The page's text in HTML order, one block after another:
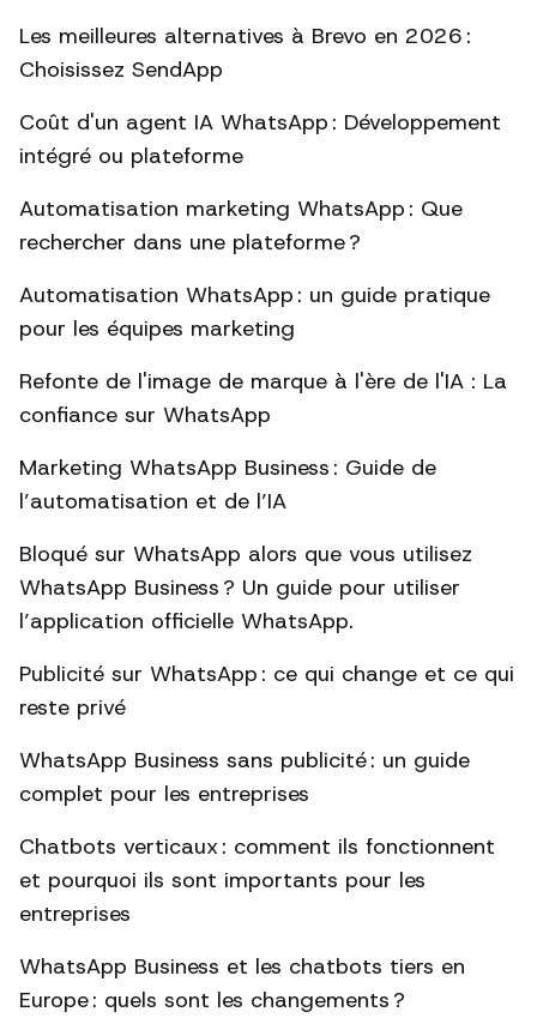
Les meilleures alternatives à Brevo en 2026 :
Choisissez SendApp
Coût d'un agent IA WhatsApp : Développement
intégré ou plateforme
Automatisation marketing WhatsApp : Que
rechercher dans une plateforme ?
Automatisation WhatsApp : un guide pratique
pour les équipes marketing
Refonte de l'image de marque à l'ère de l'IA : La
confiance sur WhatsApp
Marketing WhatsApp Business : Guide de
l’automatisation et de l’IA
Bloqué sur WhatsApp alors que vous utilisez
WhatsApp Business ? Un guide pour utiliser
l’application officielle WhatsApp.
Publicité sur WhatsApp : ce qui change et ce qui
reste privé
WhatsApp Business sans publicité : un guide
complet pour les entreprises
Chatbots verticaux : comment ils fonctionnent
et pourquoi ils sont importants pour les
entreprises
WhatsApp Business et les chatbots tiers en
Europe : quels sont les changements ?